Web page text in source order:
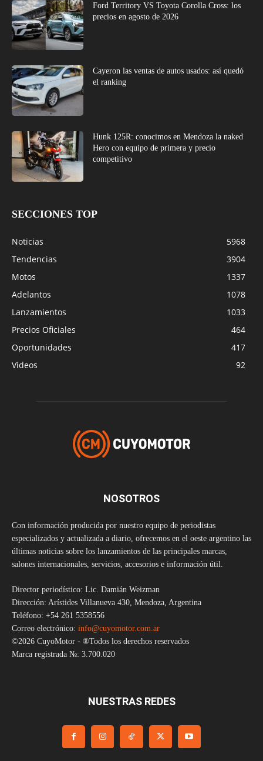
Ford Territory VS Toyota Corolla Cross: los
precios en agosto de 2026
Cayeron las ventas de autos usados: así quedó
el ranking
Hunk 125R: conocimos en Mendoza la naked
Hero con equipo de primera y precio
competitivo
SECCIONES TOP
Noticias
5968
Tendencias
3904
Motos
1337
Adelantos
1078
Lanzamientos
1033
Precios Oficiales
464
Oportunidades
417
Videos
92
NOSOTROS
Con información producida por nuestro equipo de periodistas
especializados y actualizada a diario, ofrecemos en el oeste argentino las
últimas noticias sobre los lanzamientos de las principales marcas,
salones internacionales, servicios, accesorios e información útil.
Director periodístico: Lic. Damián Weizman
Dirección: Arístides Villanueva 430, Mendoza, Argentina
Teléfono: +54 261 5358556
Correo electrónico: info@cuyomotor.com.ar
©2026 CuyoMotor - ®Todos los derechos reservados
Marca registrada №: 3.700.020
NUESTRAS REDES